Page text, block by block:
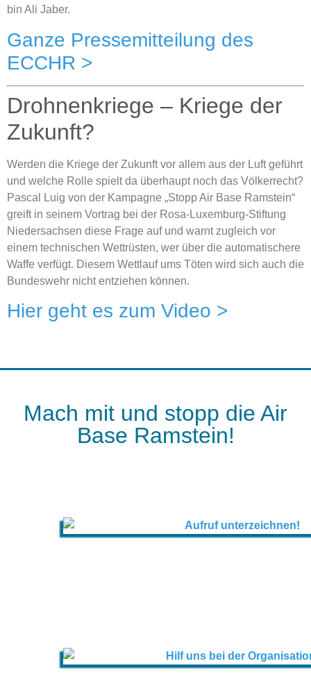
bin Ali Jaber.
Ganze Pressemitteilung des
ECCHR >
Drohnenkriege – Kriege der
Zukunft?
Werden die Kriege der Zukunft vor allem aus der Luft geführt
und welche Rolle spielt da überhaupt noch das Völkerrecht?
Pascal Luig von der Kampagne „Stopp Air Base Ramstein“
greift in seinem Vortrag bei der Rosa-Luxemburg-Stiftung
Niedersachsen diese Frage auf und warnt zugleich vor
einem technischen Wettrüsten, wer über die automatischere
Waffe verfügt. Diesem Wettlauf ums Töten wird sich auch die
Bundeswehr nicht entziehen können.
Hier geht es zum Video >
Mach mit und stopp die Air
Base Ramstein!